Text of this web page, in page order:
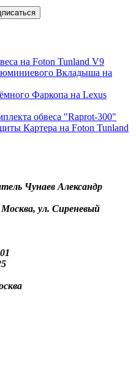
на Foton Tunland V9
Вкладыша на
Фаркопа на Lexus
обвеса "Raprot-300"
Картера на Foton Tunland
Чунаев Александр
ул. Сиреневый